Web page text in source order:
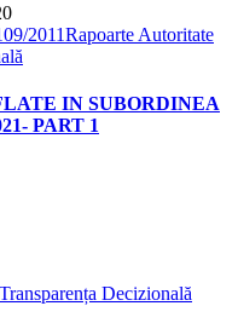
2011Rapoarte Autoritate
IN SUBORDINEA
PART 1
Transparența Decizională